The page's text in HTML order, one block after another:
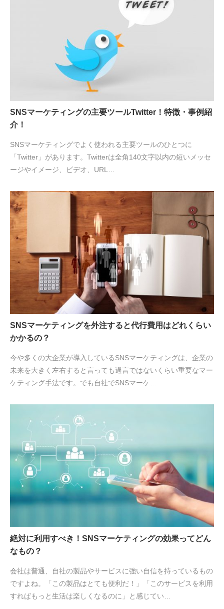
SNSマーケティングの主要ツールTwitter！特徴・事例紹
介！
SNSマーケティングでよく使われる主要ツールのひとつに
「Twitter」があります。Twitterは全角140文字以内の短いメッセ
ージやイメージ、ビデオ、URL…
SNSマーケティングを外注すると代行費用はどれくらい
かかるの？
今や多くの大企業が導入しているSNSマーケティングは、企業の
未来を大きく左右すると言っても過言ではないくらい重要なマー
ケティング手法です。でも自社でSNSマーケ…
絶対に利用すべき！SNSマーケティングの効果ってどん
なもの？
会社は普通、自社の製品やサービスに強い自信を持っているもの
ですよね。「この製品はとても便利だ！」「このサービスを利用
すればもっと生活は楽しくなるのに」と感じてい…